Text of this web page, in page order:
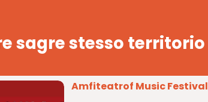
sagre stesso territorio
Amfiteatrof Music Festival